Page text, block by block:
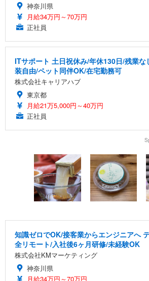
神奈川県
月給34万円～70万円
正社員
ITサポート 土日祝休み/年休130日/残業な
装自由/ペット同伴OK/在宅勤務可
株式会社キャリアハブ
東京都
月給21万5,000円～40万円
正社員
知識ゼロでOK/接客業からエンジニアへ
全リモート/入社後6ヶ月研修/未経験OK
株式会社KMマーケティング
神奈川県
月給34万円～70万円